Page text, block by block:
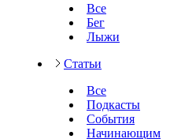
Все
Бег
Лыжи
Статьи
Все
Подкасты
События
Начинающим